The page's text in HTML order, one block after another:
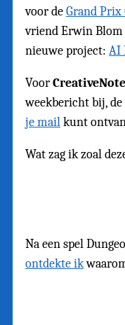
voor deGrand
vriend Erwin Blom
nieuwe project: AI
Voor
weekbericht bij,
je mailkunt
Wat zag ik zoal
Na een spel
ontdekte ik